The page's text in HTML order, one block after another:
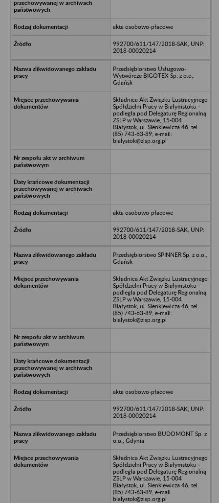
akta osobowo-płacowe
992700/611/147/2018-SAK, UNP:
2018-00020214
Przedsiębiorstwo Usługowo-
Wytwórcze BIGOTEX Sp. z o.o.,
Gdańsk
Składnica Akt Związku Lustracyjnego
Spółdzielni Pracy w Białymstoku -
podległa pod Delegaturę Regionalną
ZSLP w Warszawie, 15-004
Białystok, ul. Sienkiewicza 46, tel.
(85) 743-63-89; e-mail:
bialystok@zlsp.org.pl
akta osobowo-płacowe
992700/611/147/2018-SAK, UNP:
2018-00020214
Przedsiębiorstwo SPINNER Sp. z o.o.,
Gdańsk
Składnica Akt Związku Lustracyjnego
Spółdzielni Pracy w Białymstoku -
podległa pod Delegaturę Regionalną
ZSLP w Warszawie, 15-004
Białystok, ul. Sienkiewicza 46, tel.
(85) 743-63-89; e-mail:
bialystok@zlsp.org.pl
akta osobowo-płacowe
992700/611/147/2018-SAK, UNP:
2018-00020214
Przedsiębiorstwo BUDOMONT Sp. z
o.o., Gdynia
Składnica Akt Związku Lustracyjnego
Spółdzielni Pracy w Białymstoku -
podległa pod Delegaturę Regionalną
ZSLP w Warszawie, 15-004
Białystok, ul. Sienkiewicza 46, tel.
(85) 743-63-89; e-mail:
bialystok@zlsp.org.pl